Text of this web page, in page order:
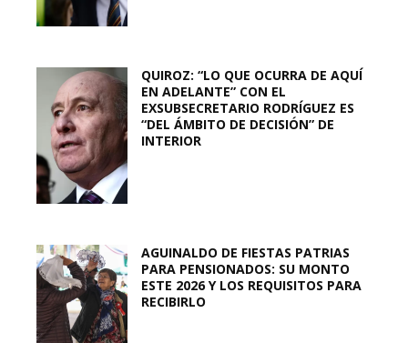
QUIROZ: “LO QUE OCURRA DE AQUÍ
EN ADELANTE” CON EL
EXSUBSECRETARIO RODRÍGUEZ ES
“DEL ÁMBITO DE DECISIÓN” DE
INTERIOR
AGUINALDO DE FIESTAS PATRIAS
PARA PENSIONADOS: SU MONTO
ESTE 2026 Y LOS REQUISITOS PARA
RECIBIRLO